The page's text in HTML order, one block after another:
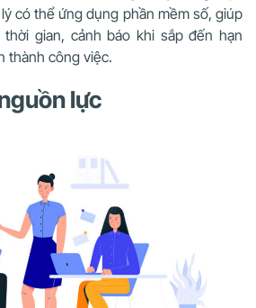
có thể ứng dụng phần mềm số, giúp
gian, cảnh báo khi sắp đến hạn
thành công việc.
lực